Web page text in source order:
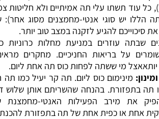
עלי תה אמיתיים ולא חליטות צמחים (בכל
סוגי אנטי-מחמצנים מסוג אחר): שתיית תה
להגיע לזקנה במצב טוב יותר.
במניעת מחלות כרוניות כולל סרטן
בריאות החניכיים. מחקרים מראים ששיעור
ששתה לפחות כוס תה אחת ליום.
כוס ליום. תה קר יעיל כמו תה חם. שקיות
בהנחה שהשריתם אותן שלוש דקות, שזה
הפעילות האנטי-מחמצנת של התה.
כפית אחת של תה בתפזורת להכנת כוס אחת.